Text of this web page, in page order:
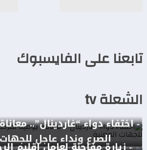
تابعنا على الفايسبوك
الشعلة tv
- اختفاء دواء “غاردينال”..
الصرع ونداء عاجل